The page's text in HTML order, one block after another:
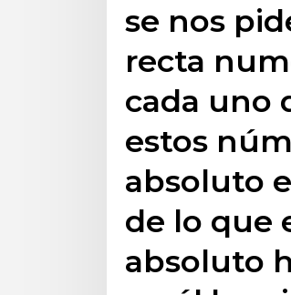
se nos
recta
cada uno
estos
absoluto
de lo que
absoluto